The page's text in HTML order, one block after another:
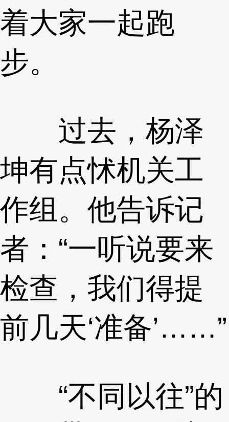
着大家一起跑
步。
过去，杨泽
坤有点怵机关工
作组。他告诉记
者：“一听说要来
检查，我们得提
前几天‘准备’……”
“不同以往”的